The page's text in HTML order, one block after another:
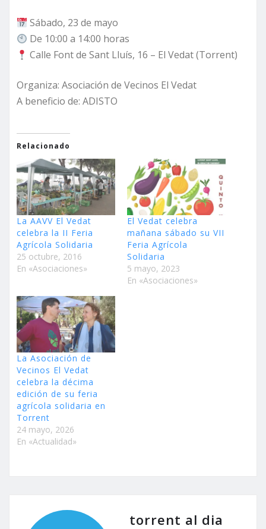
Sábado, 23 de mayo
De 10:00 a 14:00 horas
Calle Font de Sant Lluís, 16 – El Vedat (Torrent)
Organiza: Asociación de Vecinos El Vedat
A beneficio de: ADISTO
Relacionado
La AAVV El Vedat
celebra la II Feria
Agrícola Solidaria
25 octubre, 2016
En «Asociaciones»
El Vedat celebra
mañana sábado su VII
Feria Agrícola
Solidaria
5 mayo, 2023
En «Asociaciones»
La Asociación de
Vecinos El Vedat
celebra la décima
edición de su feria
agrícola solidaria en
Torrent
24 mayo, 2026
En «Actualidad»
torrent al dia